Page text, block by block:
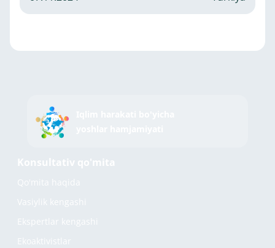
Konsultativ qo'mita
Qo'mita haqida
Vasiylik kengashi
Ekspertlar kengashi
Ekoaktivistlar